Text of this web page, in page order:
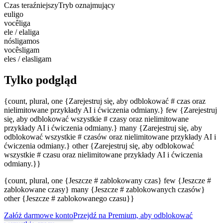
Czas teraźniejszyTryb oznajmujący
euligo
vocêliga
ele / elaliga
nósligamos
vocêsligam
eles / elasligam
Tylko podgląd
{count, plural, one {Zarejestruj się, aby odblokować # czas oraz
nielimitowane przykłady AI i ćwiczenia odmiany.} few {Zarejestruj
się, aby odblokować wszystkie # czasy oraz nielimitowane
przykłady AI i ćwiczenia odmiany.} many {Zarejestruj się, aby
odblokować wszystkie # czasów oraz nielimitowane przykłady AI i
ćwiczenia odmiany.} other {Zarejestruj się, aby odblokować
wszystkie # czasu oraz nielimitowane przykłady AI i ćwiczenia
odmiany.}}
{count, plural, one {Jeszcze # zablokowany czas} few {Jeszcze #
zablokowane czasy} many {Jeszcze # zablokowanych czasów}
other {Jeszcze # zablokowanego czasu}}
Załóż darmowe kontoPrzejdź na Premium, aby odblokować